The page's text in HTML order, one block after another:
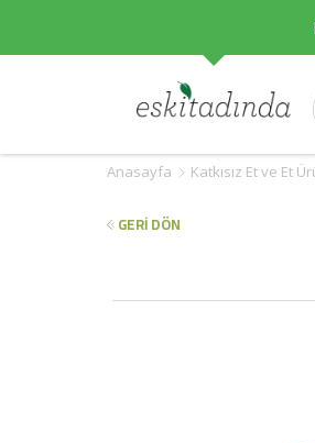
Anasayfa Katkısız Et ve Et
GERİ DÖN